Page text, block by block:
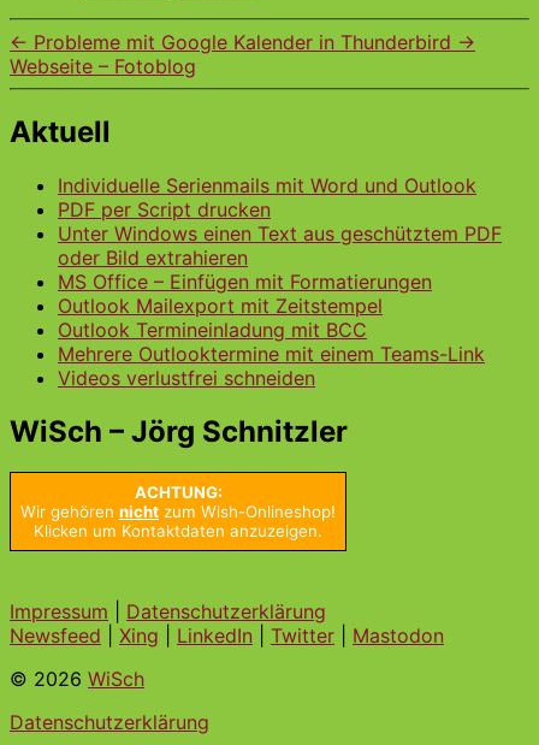
← Probleme mit Google Kalender in Thunderbird →
Webseite – Fotoblog
Aktuell
Individuelle Serienmails mit Word und Outlook
PDF per Script drucken
Unter Windows einen Text aus geschütztem PDF
oder Bild extrahieren
MS Office – Einfügen mit Formatierungen
Outlook Mailexport mit Zeitstempel
Outlook Termineinladung mit BCC
Mehrere Outlooktermine mit einem Teams-Link
Videos verlustfrei schneiden
WiSch – Jörg Schnitzler
ACHTUNG:
Wir gehören nicht zum Wish-Onlineshop!
Klicken um Kontaktdaten anzuzeigen.
Impressum
Datenschutzerklärung
Newsfeed
Xing LinkedIn Twitter
Mastodon
© 2026 WiSch
Datenschutzerklärung